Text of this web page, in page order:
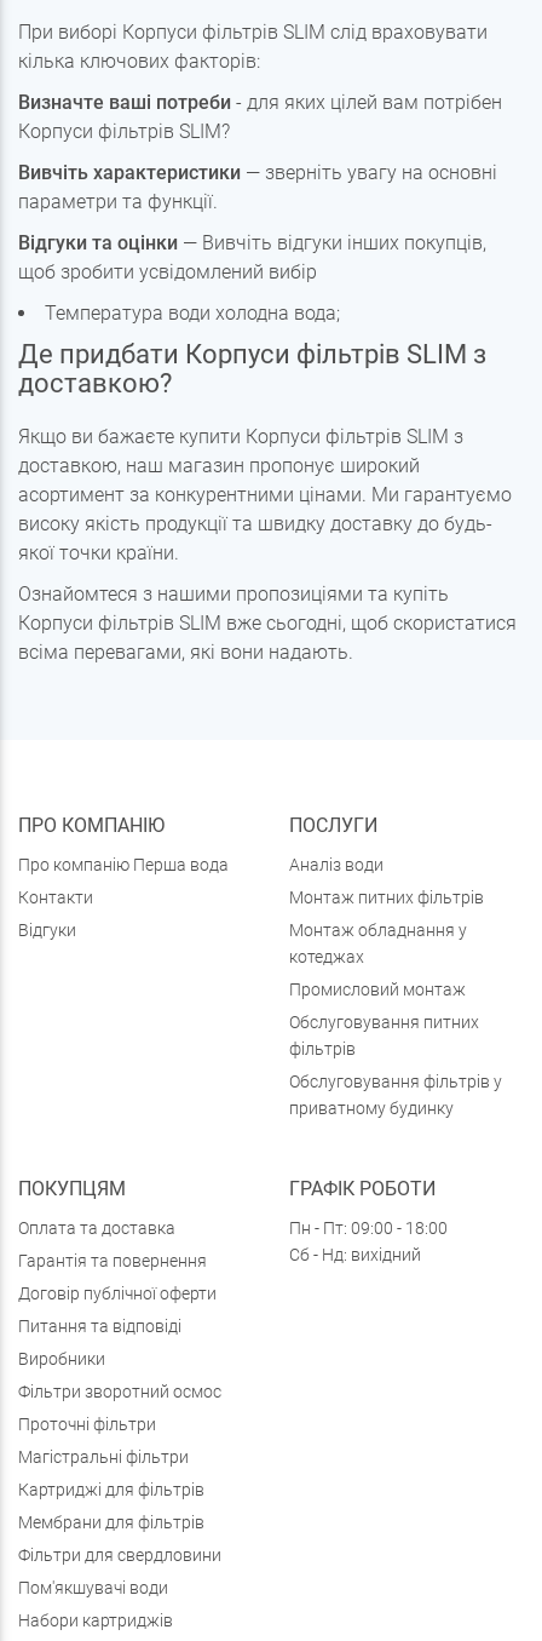
При виборі Корпуси фільтрів SLIM слід враховувати
кілька ключових факторів:
Визначте ваші потреби - для яких цілей вам потрібен
Корпуси фільтрів SLIM?
Вивчіть характеристики — зверніть увагу на основні
параметри та функції.
Відгуки та оцінки — Вивчіть відгуки інших покупців,
щоб зробити усвідомлений вибір
Температура води холодна вода;
Де придбати Корпуси фільтрів SLIM з
доставкою?
Якщо ви бажаєте купити Корпуси фільтрів SLIM з
доставкою, наш магазин пропонує широкий
асортимент за конкурентними цінами. Ми гарантуємо
високу якість продукції та швидку доставку до будь-
якої точки країни.
Ознайомтеся з нашими пропозиціями та купіть
Корпуси фільтрів SLIM вже сьогодні, щоб скористатися
всіма перевагами, які вони надають.
ПРО КОМПАНІЮ
Про компанію Перша вода
Контакти
Відгуки
ПОСЛУГИ
Аналіз води
Монтаж питних фільтрів
Монтаж обладнання у
котеджах
Промисловий монтаж
Обслуговування питних
фільтрів
Обслуговування фільтрів у
приватному будинку
ПОКУПЦЯМ
Оплата та доставка
Гарантія та повернення
Договір публічної оферти
Питання та відповіді
Виробники
Фільтри зворотний осмос
Проточні фільтри
Магістральні фільтри
Картриджі для фільтрів
Мембрани для фільтрів
Фільтри для свердловини
Пом'якшувачі води
Набори картриджів
ГРАФІК РОБОТИ
Пн - Пт: 09:00 - 18:00
Сб - Нд: вихідний